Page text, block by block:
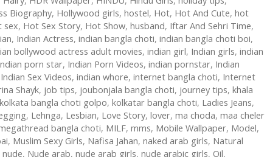
Biography, Hollywood girls, hostel, Hot, Hot And Cute, hot
sex, Hot Sex Story, Hot Show, husband, Iftar And Sehri Time,
, Indian Actress, indian bangla choti, indian bangla choti boi,
bollywood actress adult movies, indian girl, Indian girls, indian
porn star, Indian Porn Videos, indian pornstar, Indian
Indian Sex Videos, indian whore, internet bangla choti, Internet
Shayk, job tips, joubonjala bangla choti, journey tips, khala
kolkata bangla choti golpo, kolkatar bangla choti, Ladies Jeans,
, Lehnga, Lesbian, Love Story, lover, ma choda, maa cheler
bangla choti, MILF, mms, Mobile Wallpaper, Model,
, Muslim Sexy Girls, Nafisa Jahan, naked arab girls, Natural
nude, Nude arab, nude arab girls, nude arabic girls, Oil,